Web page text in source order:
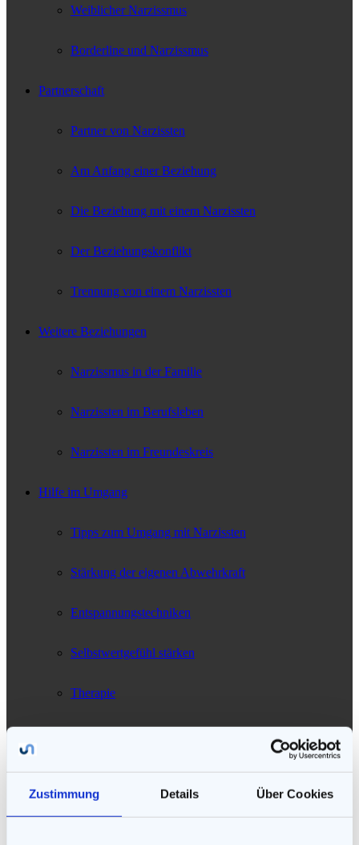
Zustimmung Details Über Cookies
Weiblicher Narzissmus
Borderline und Narzissmus
Partnerschaft
Partner von Narzissten
Am Anfang einer Beziehung
Die Beziehung mit einem Narzissten
Der Beziehungskonflikt
Trennung von einem Narzissten
Weitere Beziehungen
Narzissmus in der Familie
Narzissten im Berufsleben
Narzissten im Freundeskreis
Hilfe im Umgang
Tipps zum Umgang mit Narzissten
Stärkung der eigenen Abwehrkraft
Entspannungstechniken
Selbstwertgefühl stärken
Therapie
Telefonische Beratung
Literatur-Empfehlungen